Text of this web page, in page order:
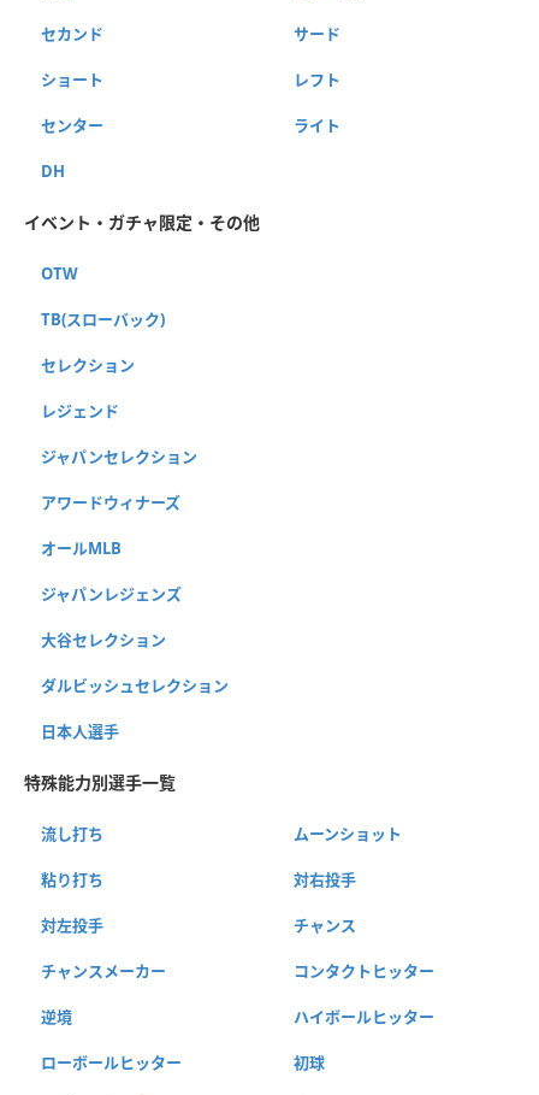
セカンド サード
ショート レフト
センター ライト
DH
イベント・ガチャ限定・その他
OTW
TB(スローバック)
セレクション
レジェンド
ジャパンセレクション
アワードウィナーズ
オールMLB
ジャパンレジェンズ
大谷セレクション
ダルビッシュセレクション
日本人選手
特殊能力別選手一覧
流し打ち ムーンショット
粘り打ち 対右投手
対左投手 チャンス
チャンスメーカー コンタクトヒッター
逆境 ハイボールヒッター
ローボールヒッター 初球